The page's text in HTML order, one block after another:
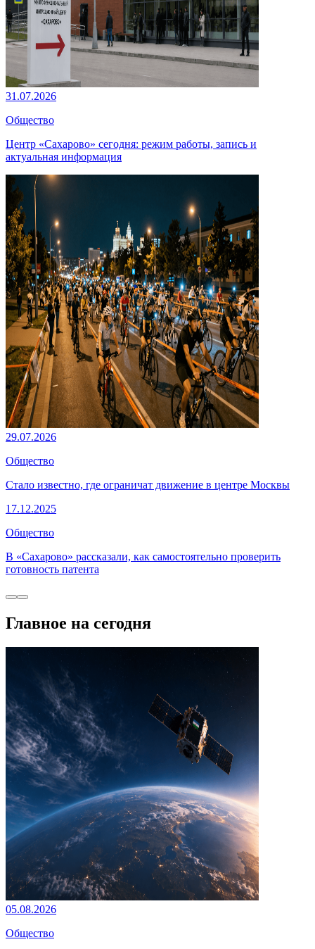
31.07.2026
Общество
Центр «Сахарово» сегодня: режим работы, запись и
актуальная информация
29.07.2026
Общество
Стало известно, где ограничат движение в центре Москвы
17.12.2025
Общество
В «Сахарово» рассказали, как самостоятельно проверить
готовность патента
Главное на сегодня
05.08.2026
Общество